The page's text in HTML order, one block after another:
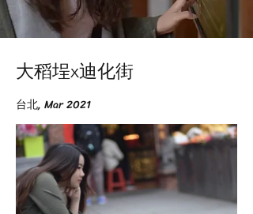
大稻埕x迪化街
台北, Mar 2021